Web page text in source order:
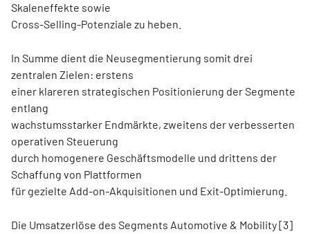
Skaleneffekte sowie
Cross-Selling-Potenziale zu heben.
In Summe dient die Neusegmentierung somit drei
zentralen Zielen: erstens
einer klareren strategischen Positionierung der Segmente
entlang
wachstumsstarker Endmärkte, zweitens der verbesserten
operativen Steuerung
durch homogenere Geschäftsmodelle und drittens der
Schaffung von Plattformen
für gezielte Add-on-Akquisitionen und Exit-Optimierung.
Die Umsatzerlöse des Segments Automotive & Mobility [3]